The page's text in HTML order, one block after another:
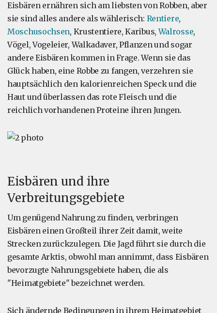
Eisbären ernähren sich am liebsten von Robben, aber
sie sind alles andere als wählerisch: Rentiere,
Moschusochsen, Krustentiere, Karibus,Walrosse,
Vögel, Vogeleier, Walkadaver, Pflanzen und sogar
andere Eisbären kommen in Frage. Wenn sie das
Glück haben, eine Robbe zu fangen, verzehren sie
hauptsächlich den kalorienreichen Speck und die
Haut und überlassen das rote Fleisch und die
reichlich vorhandenen Proteine ihren Jungen.
Eisbären und ihre
Verbreitungsgebiete
Um genügend Nahrung zu finden, verbringen
Eisbären einen Großteil ihrer Zeit damit, weite
Strecken zurückzulegen. Die Jagd führt sie durch die
gesamte Arktis, obwohl man annimmt, dass Eisbären
bevorzugte Nahrungsgebiete haben, die als
"Heimatgebiete" bezeichnet werden.
Sich ändernde Bedingungen in ihrem Heimatgebiet